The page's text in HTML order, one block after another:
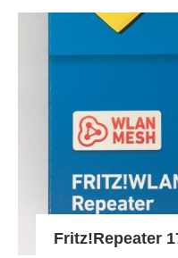
Fritz!Repeater